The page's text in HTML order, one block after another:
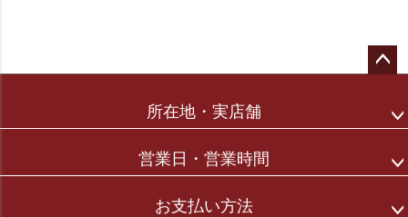
所在地・実店舗
営業日・営業時間
お支払い方法